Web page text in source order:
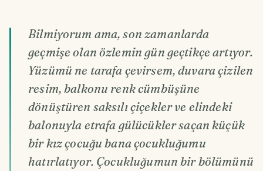
Bilmiyorum ama, son zamanlarda
geçmişe olan özlemin gün geçtikçe artıyor.
Yüzümü ne tarafa çevirsem, duvara çizilen
resim, balkonu renk cümbüşüne
dönüştüren saksılı çiçekler ve elindeki
balonuyla etrafa gülücükler saçan küçük
bir kız çocuğu bana çocukluğumu
hatırlatıyor. Çocukluğumun bir bölümünü